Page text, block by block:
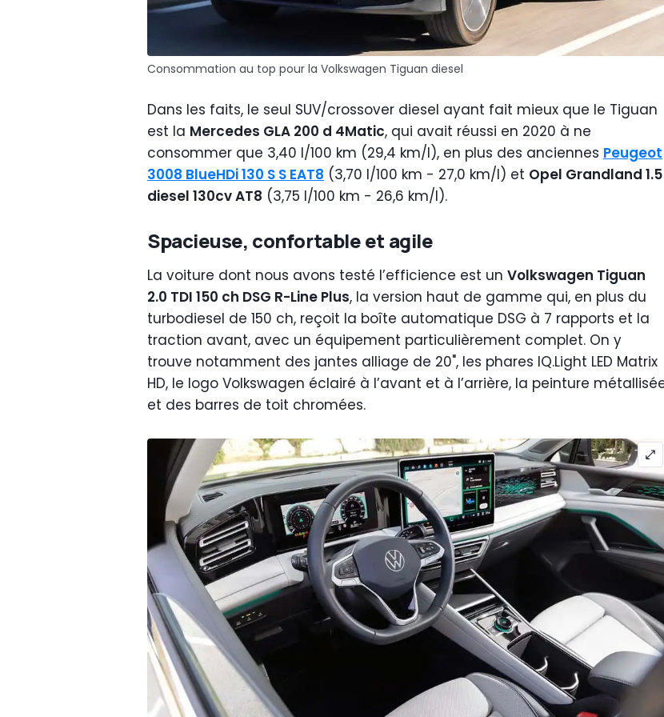
Consommation au top pour la Volkswagen Tiguan diesel
Dans les faits, le seul SUV/crossover diesel ayant fait mieux que le Tiguan
est la Mercedes GLA 200 d 4Matic, qui avait réussi en 2020 à ne
consommer que 3,40 l/100 km (29,4 km/l), en plus des anciennes Peugeot
3008 BlueHDi 130 S S EAT8 (3,70 l/100 km - 27,0 km/l) et Opel Grandland 1.5
diesel 130cv AT8 (3,75 l/100 km - 26,6 km/l).
Spacieuse, confortable et agile
La voiture dont nous avons testé l’efficience est un Volkswagen Tiguan
2.0 TDI 150 ch DSG R-Line Plus, la version haut de gamme qui, en plus du
turbodiesel de 150 ch, reçoit la boîte automatique DSG à 7 rapports et la
traction avant, avec un équipement particulièrement complet. On y
trouve notamment des jantes alliage de 20", les phares IQ.Light LED Matrix
HD, le logo Volkswagen éclairé à l’avant et à l’arrière, la peinture
et des barres de toit chromées.